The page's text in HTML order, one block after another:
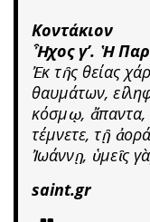
Κοντάκιον
Ἦχος γ’. Ἡ
Ἐκ τῆς θείας
θαυμάτων,
κόσμῳ, ἄπαντα,
τέμνετε, τῇ
Ἰωάννῃ, ὑμεῖς
saint.gr